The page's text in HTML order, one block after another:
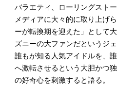
バラエティ、ローリングスト
メディアに大々的に取り上げ
ーが転換期を迎えた」として
ズニーの大ファンだというジ
誰もが知る人気アイドルを、
へ激転させるという大胆かつ
の好奇心を刺激すると語る。